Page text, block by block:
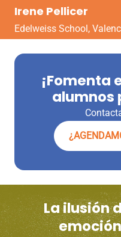
Irene Pellicer
Edelweiss School,
¡Fomenta
alumnos
La ilusión